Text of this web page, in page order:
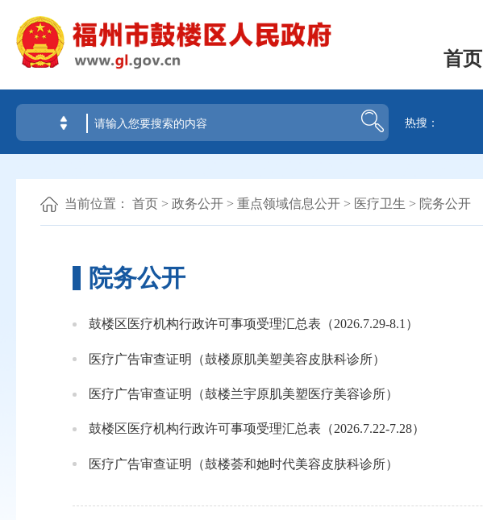
首页
热搜：
当前位置： 首页 > 政务公开 > 重点领域信息公开 > 医疗卫生 > 院务公开
院务公开
鼓楼区医疗机构行政许可事项受理汇总表（2026.7.29-8.1）
医疗广告审查证明（鼓楼原肌美塑美容皮肤科诊所）
医疗广告审查证明（鼓楼兰宇原肌美塑医疗美容诊所）
鼓楼区医疗机构行政许可事项受理汇总表（2026.7.22-7.28）
医疗广告审查证明（鼓楼荟和她时代美容皮肤科诊所）